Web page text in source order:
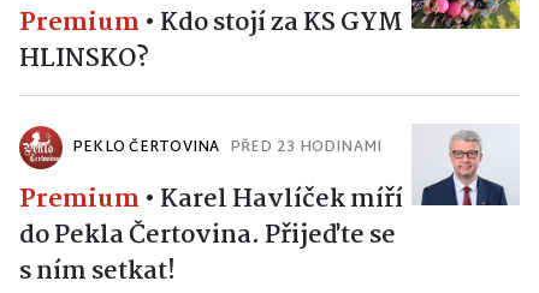
Premium • Kdo stojí za KS GYM
HLINSKO?
PEKLO ČERTOVINA PŘED 23 HODINAMI
Premium • Karel Havlíček míří
do Pekla Čertovina. Přijeďte se
s ním setkat!